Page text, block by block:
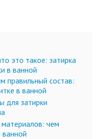
это такое: затирка
в ванной
правильный состав:
в ванной
для затирки
чем
ванной